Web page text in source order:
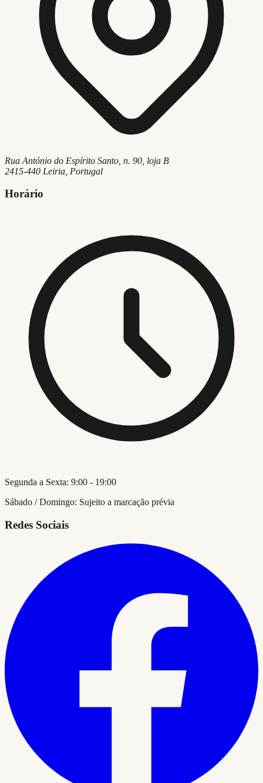
Rua António do Espírito Santo, n. 90, loja B
2415-440 Leiria, Portugal
Horário
Segunda a Sexta: 9:00 - 19:00
Sábado / Domingo: Sujeito a marcação prévia
Redes Sociais